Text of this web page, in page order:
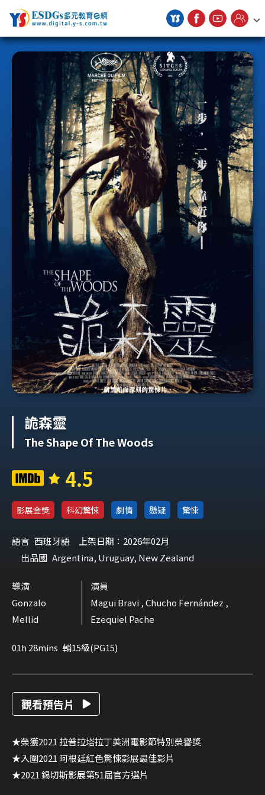
宇勗公播平台
詭森靈
The Shape Of The Woods
4.5
影展金獎 科幻驚悚 劇情 懸疑 驚悚
語言 西班牙語
上架日期：2026年02月
出品國 Argentina, Uruguay, New Zealand
導演
Gonzalo
Mellid
演員
Magui Bravi , Chucho Fernández ,
Ezequiel Pache
01h 28mins 輔15級(PG15)
觀看預告片
★榮獲2021 拉普拉塔拉丁美洲電影節特別榮譽獎
★入圍2021 阿根廷紅色驚悚影展最佳影片
★2021 錫切斯影展第51屆官方選片